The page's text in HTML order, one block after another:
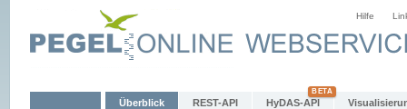
Hilfe
Überblick REST-API HyDAS-API